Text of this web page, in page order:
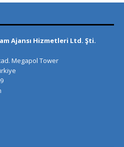
Ajansı Hizmetleri Ltd. Şti.
Megapol Tower